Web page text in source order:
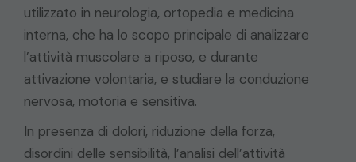
utilizzato in neurologia, ortopedia e medicina
interna, che ha lo scopo principale di analizzare
l’attività muscolare a riposo, e durante
attivazione volontaria, e studiare la conduzione
nervosa, motoria e sensitiva.
In presenza di dolori, riduzione della forza,
disordini delle sensibilità, l’analisi dell’attività